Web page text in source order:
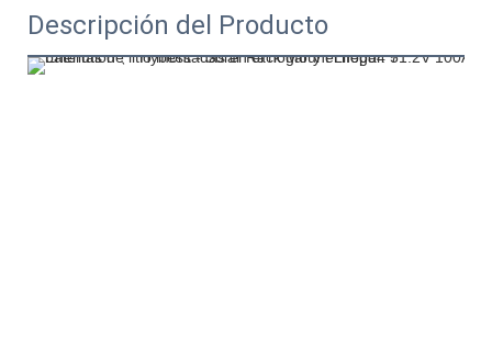
Descripción del Producto